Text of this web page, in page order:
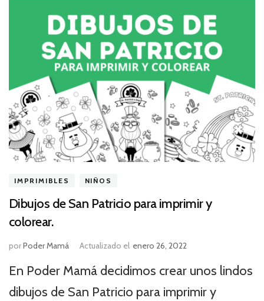
IMPRIMIBLES NIÑOS
Dibujos de San Patricio para imprimir y
colorear.
porPoder Mamá Actualizado el enero 26, 2022
En Poder Mamá decidimos crear unos lindos
dibujos de San Patricio para imprimir y